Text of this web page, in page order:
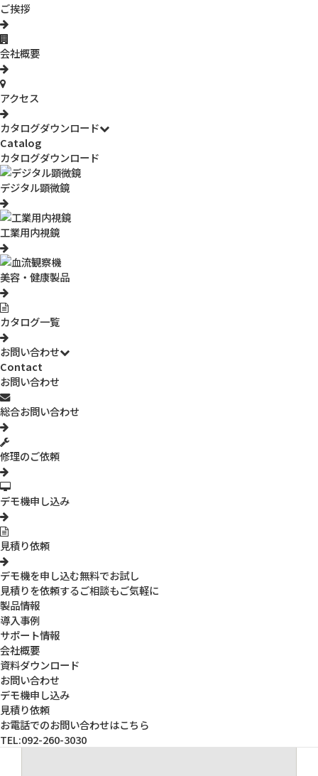
ご挨拶
会社概要
アクセス
カタログダウンロード
Catalog
カタログダウンロード
デジタル顕微鏡
工業用内視鏡
美容・健康製品
カタログ一覧
お問い合わせ
Contact
お問い合わせ
総合お問い合わせ
修理のご依頼
デモ機申し込み
見積り依頼
デモ機を申し込む無料でお試し
見積りを依頼するご相談もご気軽に
製品情報
導入事例
サポート情報
会社概要
資料ダウンロード
お問い合わせ
デモ機申し込み
見積り依頼
お電話でのお問い合わせはこちら
TEL:092-260-3030
等倍～最大倍率約600倍まで観察可能
このワイヤレスデジタル顕微鏡PCモデルの最大倍率は約600倍と、
本格的な顕微鏡に匹敵するほどの倍率で観察することができます。
食品の異物混入検査、印刷の網点確認、生物や植物などの研究まで
幅広い分野で活躍します。
関連製品
3R-WM461TV
ワイヤレスデジタル顕微鏡TVモデル（200倍/600倍セット）